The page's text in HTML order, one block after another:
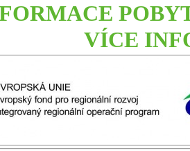
VÍCE